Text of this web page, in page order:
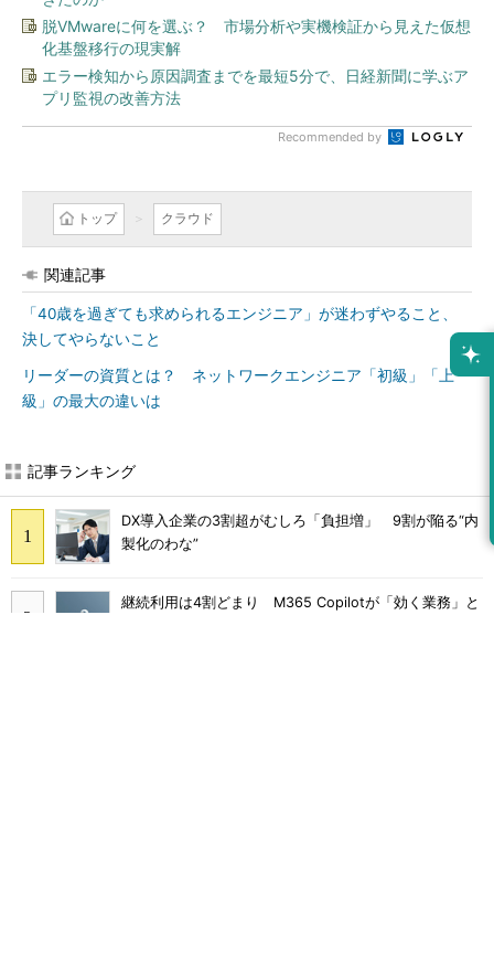
脱VMwareに何を選ぶ？ 市場分析や実機検証から見えた仮想
化基盤移行の現実解
エラー検知から原因調査までを最短5分で、日経新聞に学ぶア
プリ監視の改善方法
Recommended by
トップ クラウド
関連記事
「40歳を過ぎても求められるエンジニア」が迷わずやること、
決してやらないこと
リーダーの資質とは？ ネットワークエンジニア「初級」「上
級」の最大の違いは
記事ランキング
DX導入企業の3割超がむしろ「負担増」 9割が陥る“内
製化のわな”
継続利用は4割どまり M365 Copilotが「効く業務」と